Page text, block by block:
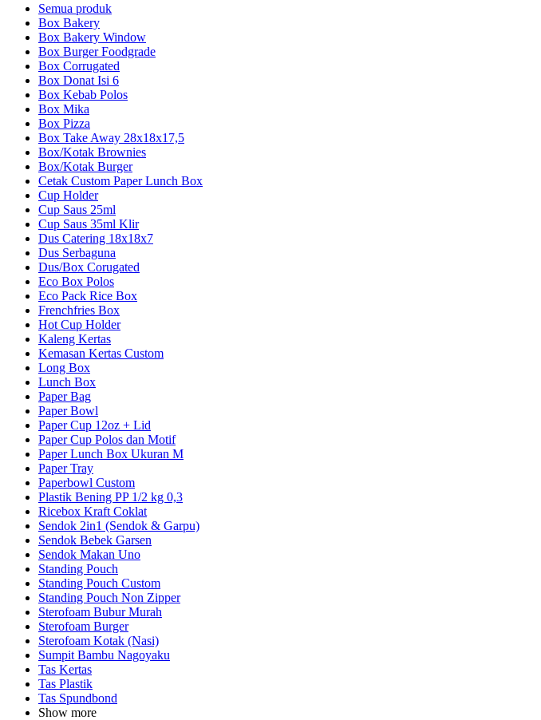
Semua produk
Box Bakery
Box Bakery Window
Box Burger Foodgrade
Box Corrugated
Box Donat Isi 6
Box Kebab Polos
Box Mika
Box Pizza
Box Take Away 28x18x17,5
Box/Kotak Brownies
Box/Kotak Burger
Cetak Custom Paper Lunch Box
Cup Holder
Cup Saus 25ml
Cup Saus 35ml Klir
Dus Catering 18x18x7
Dus Serbaguna
Dus/Box Corugated
Eco Box Polos
Eco Pack Rice Box
Frenchfries Box
Hot Cup Holder
Kaleng Kertas
Kemasan Kertas Custom
Long Box
Lunch Box
Paper Bag
Paper Bowl
Paper Cup 12oz + Lid
Paper Cup Polos dan Motif
Paper Lunch Box Ukuran M
Paper Tray
Paperbowl Custom
Plastik Bening PP 1/2 kg 0,3
Ricebox Kraft Coklat
Sendok 2in1 (Sendok & Garpu)
Sendok Bebek Garsen
Sendok Makan Uno
Standing Pouch
Standing Pouch Custom
Standing Pouch Non Zipper
Sterofoam Bubur Murah
Sterofoam Burger
Sterofoam Kotak (Nasi)
Sumpit Bambu Nagoyaku
Tas Kertas
Tas Plastik
Tas Spundbond
Show more